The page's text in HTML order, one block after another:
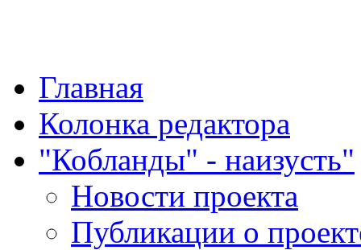
Главная
Колонка редактора
"Кобланды" - наизусть"
Новости проекта
Публикации о